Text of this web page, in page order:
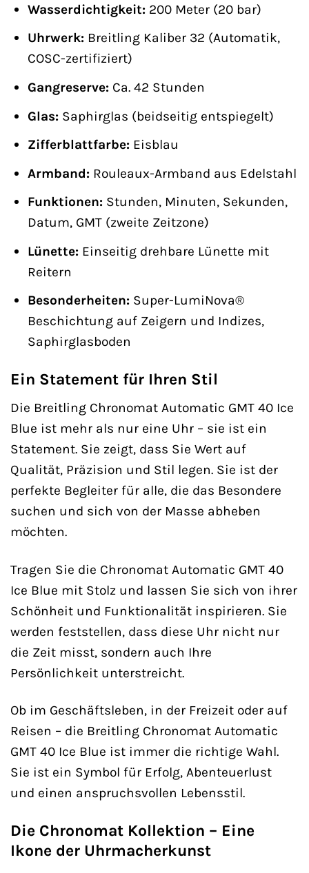
Wasserdichtigkeit:200 Meter (20 bar)
Uhrwerk:Breitling Kaliber 32 (Automatik,
COSC-zertifiziert)
Gangreserve:Ca. 42 Stunden
Glas:Saphirglas (beidseitig entspiegelt)
Zifferblattfarbe:Eisblau
Armband:Rouleaux-Armband aus Edelstahl
Funktionen:Stunden, Minuten, Sekunden,
Datum, GMT (zweite Zeitzone)
Lünette:Einseitig drehbare Lünette mit
Reitern
Besonderheiten:Super-LumiNova®
Beschichtung auf Zeigern und Indizes,
Saphirglasboden
Ein Statement für Ihren Stil
Die Breitling Chronomat Automatic GMT 40 Ice
Blue ist mehr als nur eine Uhr – sie ist ein
Statement. Sie zeigt, dass Sie Wert auf
Qualität, Präzision und Stil legen. Sie ist der
perfekte Begleiter für alle, die das Besondere
suchen und sich von der Masse abheben
möchten.
Tragen Sie die Chronomat Automatic GMT 40
Ice Blue mit Stolz und lassen Sie sich von ihrer
Schönheit und Funktionalität inspirieren. Sie
werden feststellen, dass diese Uhr nicht nur
die Zeit misst, sondern auch Ihre
Persönlichkeit unterstreicht.
Ob im Geschäftsleben, in der Freizeit oder auf
Reisen – die Breitling Chronomat Automatic
GMT 40 Ice Blue ist immer die richtige Wahl.
Sie ist ein Symbol für Erfolg, Abenteuerlust
und einen anspruchsvollen Lebensstil.
Die Chronomat Kollektion – Eine
Ikone der Uhrmacherkunst